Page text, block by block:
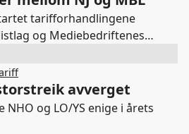
tarifforhandlingene
og Mediebedriftenes
avverget
og LO/YS enige i årets